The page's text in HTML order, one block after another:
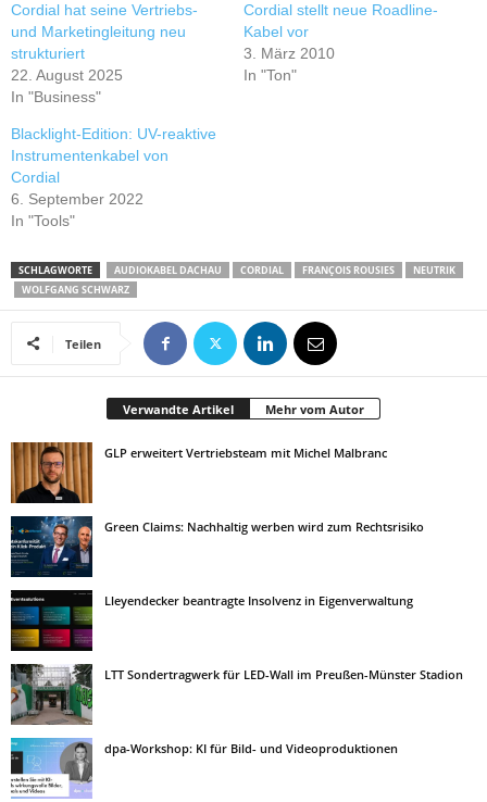
Cordial hat seine Vertriebs-
und Marketingleitung neu
strukturiert
22. August 2025
In "Business"
Cordial stellt neue Roadline-
Kabel vor
3. März 2010
In "Ton"
Blacklight-Edition: UV-reaktive
Instrumentenkabel von
Cordial
6. September 2022
In "Tools"
SCHLAGWORTE AUDIOKABEL DACHAU CORDIAL FRANÇOIS ROUSIES
NEUTRIK
WOLFGANG SCHWARZ
Teilen
Verwandte Artikel Mehr vom Autor
GLP erweitert Vertriebsteam mit Michel Malbranc
Green Claims: Nachhaltig werben wird zum Rechtsrisiko
Lleyendecker beantragte Insolvenz in Eigenverwaltung
LTT Sondertragwerk für LED-Wall im Preußen-Münster Stadion
dpa-Workshop: KI für Bild- und Videoproduktionen